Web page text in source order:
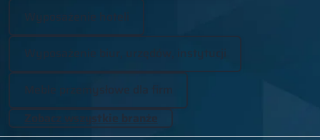
Zobacz wszystkie branże